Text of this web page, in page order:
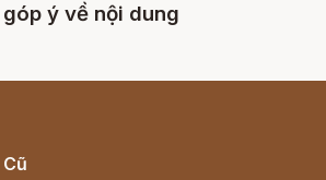
ý về nội dung